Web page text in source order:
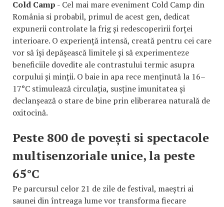
Cold Camp - Cel mai mare eveniment Cold Camp din
România si probabil, primul de acest gen, dedicat
expunerii controlate la frig și redescoperirii forței
interioare. O experiență intensă, creată pentru cei care
vor să își depășească limitele și să experimenteze
beneficiile dovedite ale contrastului termic asupra
corpului și minții. O baie in apa rece menținută la 16–
17°C stimulează circulația, susține imunitatea și
declanșează o stare de bine prin eliberarea naturală de
oxitocină.
Peste 800 de povești si spectacole
multisenzoriale unice, la peste
65°C
Pe parcursul celor 21 de zile de festival, maeștri ai
saunei din întreaga lume vor transforma fiecare